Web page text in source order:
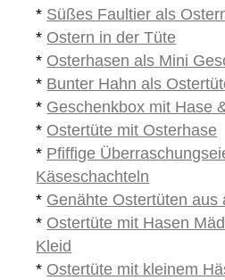
* Süßes Faultier als
* Ostern in der Tüte
* Osterhasen als Mini
* Bunter Hahn als
* Geschenkbox mit Hase
* Ostertüte mit Osterhase
* Pfiffige
Käseschachteln
* Genähte Ostertüten aus
* Ostertüte mit Hasen
Kleid
* Ostertüte mit kleinem